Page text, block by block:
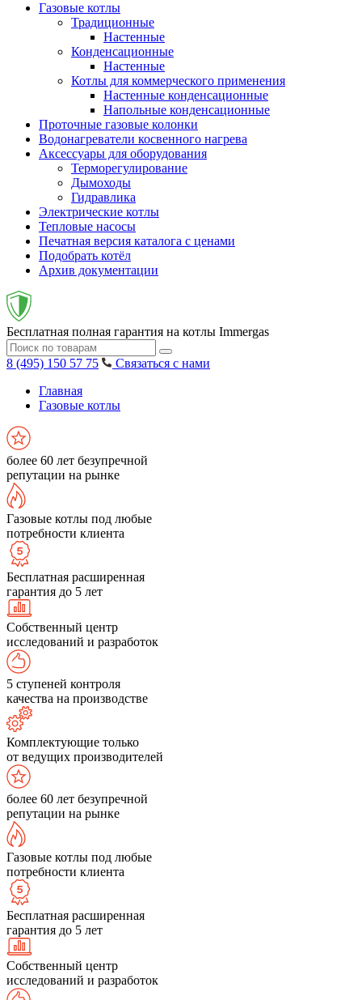
Газовые котлы
Традиционные
Настенные
Конденсационные
Настенные
Котлы для коммерческого применения
Настенные конденсационные
Напольные конденсационные
Проточные газовые колонки
Водонагреватели косвенного нагрева
Аксессуары для оборудования
Терморегулирование
Дымоходы
Гидравлика
Электрические котлы
Тепловые насосы
Печатная версия каталога с ценами
Подобрать котёл
Архив документации
Бесплатная полная гарантия на котлы Immergas
8 (495) 150 57 75
Связаться с нами
Главная
Газовые котлы
более 60 лет безупречной
репутации на рынке
Газовые котлы под любые
потребности клиента
Бесплатная расширенная
гарантия до 5 лет
Собственный центр
исследований и разработок
5 ступеней контроля
качества на производстве
Комплектующие только
от ведущих производителей
более 60 лет безупречной
репутации на рынке
Газовые котлы под любые
потребности клиента
Бесплатная расширенная
гарантия до 5 лет
Собственный центр
исследований и разработок